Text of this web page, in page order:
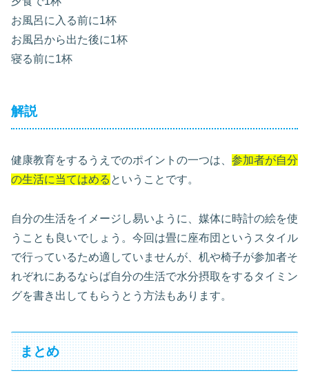
お風呂に入る前に1杯
お風呂から出た後に1杯
寝る前に1杯
解説
健康教育をするうえでのポイントの一つは、 参加者が自分
の生活に当てはめる ということです。
自分の生活をイメージし易いように、媒体に時計の絵を使
うことも良いでしょう。今回は畳に座布団というスタイル
で行っているため適していませんが、机や椅子が参加者そ
れぞれにあるならば自分の生活で水分摂取をするタイミン
グを書き出してもらうとう方法もあります。
まとめ